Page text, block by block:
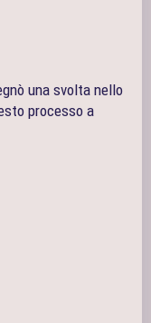
una svolta nello
processo a